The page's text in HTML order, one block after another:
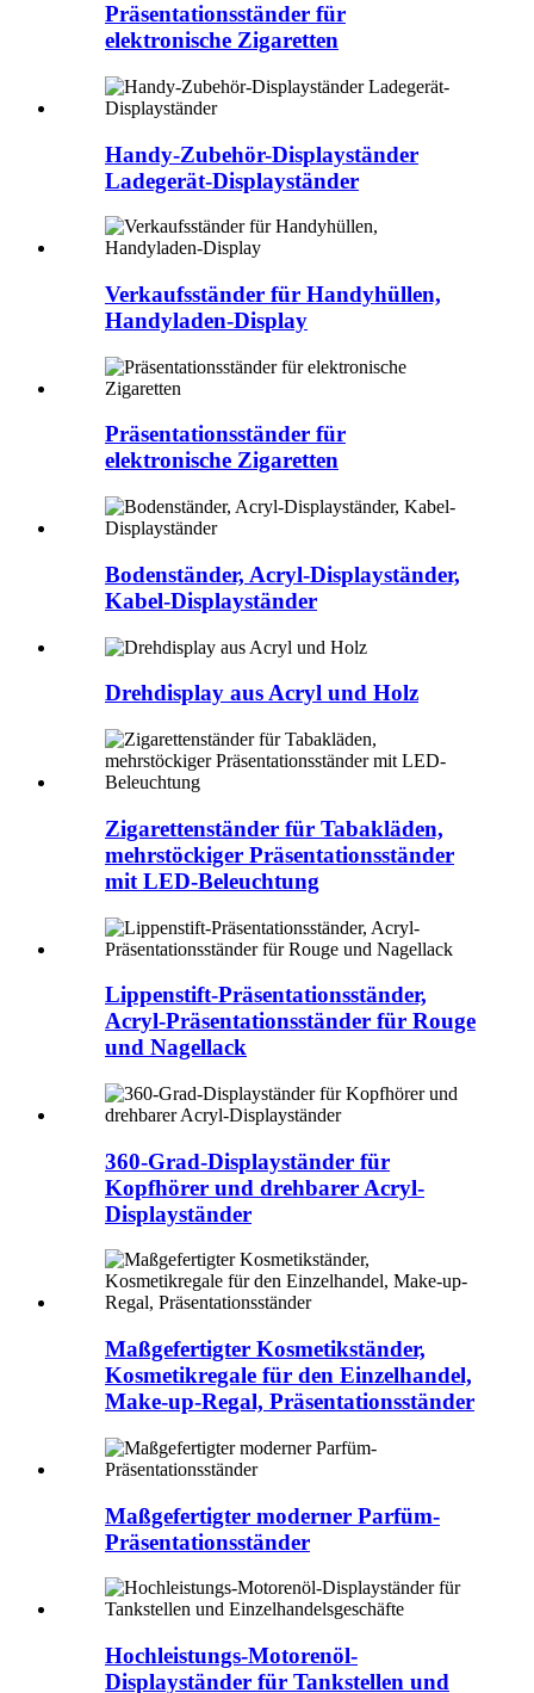
Präsentationsständer für
elektronische Zigaretten
Handy-Zubehör-Displayständer
Ladegerät-Displayständer
Verkaufsständer für Handyhüllen,
Handyladen-Display
Präsentationsständer für
elektronische Zigaretten
Bodenständer, Acryl-Displayständer,
Kabel-Displayständer
Drehdisplay aus Acryl und Holz
Zigarettenständer für Tabakläden,
mehrstöckiger Präsentationsständer
mit LED-Beleuchtung
Lippenstift-Präsentationsständer,
Acryl-Präsentationsständer für Rouge
und Nagellack
360-Grad-Displayständer für
Kopfhörer und drehbarer Acryl-
Displayständer
Maßgefertigter Kosmetikständer,
Kosmetikregale für den Einzelhandel,
Make-up-Regal, Präsentationsständer
Maßgefertigter moderner Parfüm-
Präsentationsständer
Hochleistungs-Motorenöl-
Displayständer für Tankstellen und